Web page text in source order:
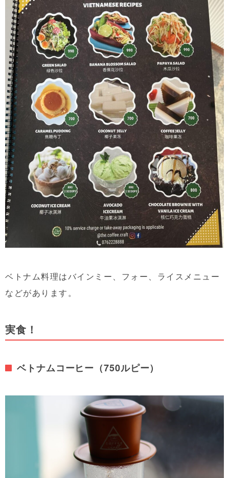
ベトナム料理はバインミー、フォー、ライスメニュー
などがあります。
実食！
ベトナムコーヒー（750ルピー）